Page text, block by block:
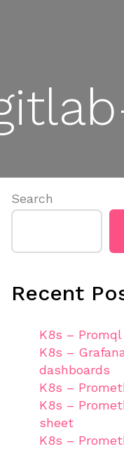
Search
Recent
K8s – Promql
K8s –
dashboards
K8s –
K8s –
sheet
K8s –